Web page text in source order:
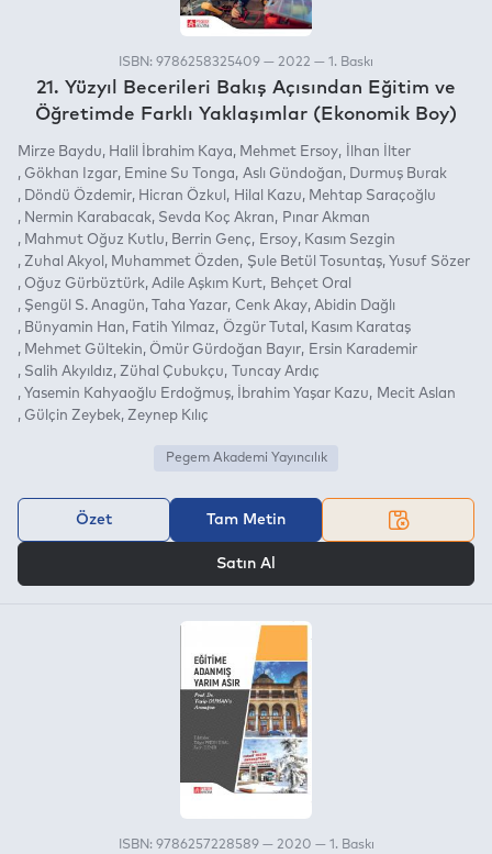
ISBN: 9786258325409 — 2022 — 1. Baskı
21. Yüzyıl Becerileri Bakış Açısından Eğitim ve
Öğretimde Farklı Yaklaşımlar (Ekonomik Boy)
Mirze Baydu Halil İbrahim Kaya Mehmet Ersoy
İlhan İlter
Gökhan Izgar
Emine Su Tonga Aslı Gündoğan
Durmuş Burak
Döndü Özdemir
Hicran Özkul Hilal Kazu
Mehtap Saraçoğlu
Nermin Karabacak Sevda Koç Akran
Pınar Akman
Mahmut Oğuz Kutlu
Berrin Genç Ersoy
Kasım Sezgin
Zuhal Akyol
Muhammet Özden Şule Betül Tosuntaş Yusuf Sözer
Oğuz Gürbüztürk Adile Aşkım Kurt
Behçet Oral
Şengül S. Anagün
Taha Yazar Cenk Akay Abidin Dağlı
Bünyamin Han
Fatih Yılmaz Özgür Tutal
Kasım Karataş
Mehmet Gültekin
Ömür Gürdoğan Bayır
Ersin Karademir
Salih Akyıldız Zühal Çubukçu
Tuncay Ardıç
Yasemin Kahyaoğlu Erdoğmuş
İbrahim Yaşar Kazu
Mecit Aslan
Gülçin Zeybek Zeynep Kılıç
Pegem Akademi Yayıncılık
Özet Tam Metin
Satın Al
ISBN: 9786257228589 — 2020 — 1. Baskı